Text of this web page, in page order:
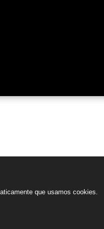
que usamos cookies.